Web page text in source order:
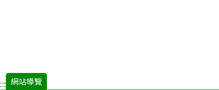
::: 網站導覽